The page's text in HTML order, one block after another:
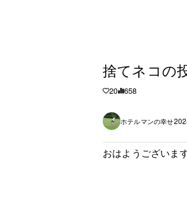
捨てネコの
20 658
ホテルマンの幸せ
おはようございま